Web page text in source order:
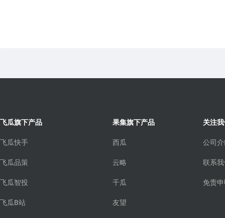
飞瓜旗下产品
飞瓜快手
飞瓜品策
飞瓜智投
飞瓜B站
果集旗下产品
西瓜
云略
千瓜
友望
关注
公司
联系
免责